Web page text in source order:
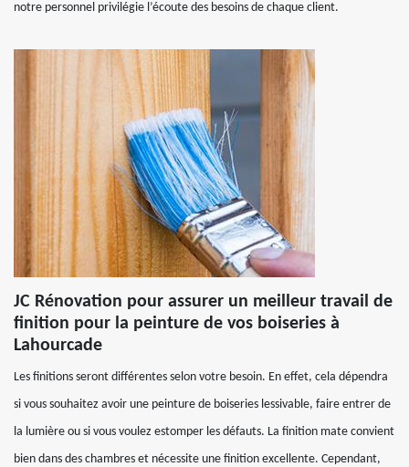
notre personnel privilégie l’écoute des besoins de chaque client.
JC Rénovation pour assurer un meilleur travail de
finition pour la peinture de vos boiseries à
Lahourcade
Les finitions seront différentes selon votre besoin. En effet, cela dépendra
si vous souhaitez avoir une peinture de boiseries lessivable, faire entrer de
la lumière ou si vous voulez estomper les défauts. La finition mate convient
bien dans des chambres et nécessite une finition excellente. Cependant,